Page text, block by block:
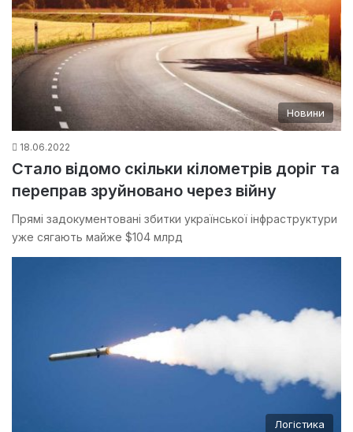
Новини
18.06.2022
Стало відомо скільки кілометрів доріг та
переправ зруйновано через війну
Прямі задокументовані збитки української інфраструктури
уже сягають майже $104 млрд
Логістика